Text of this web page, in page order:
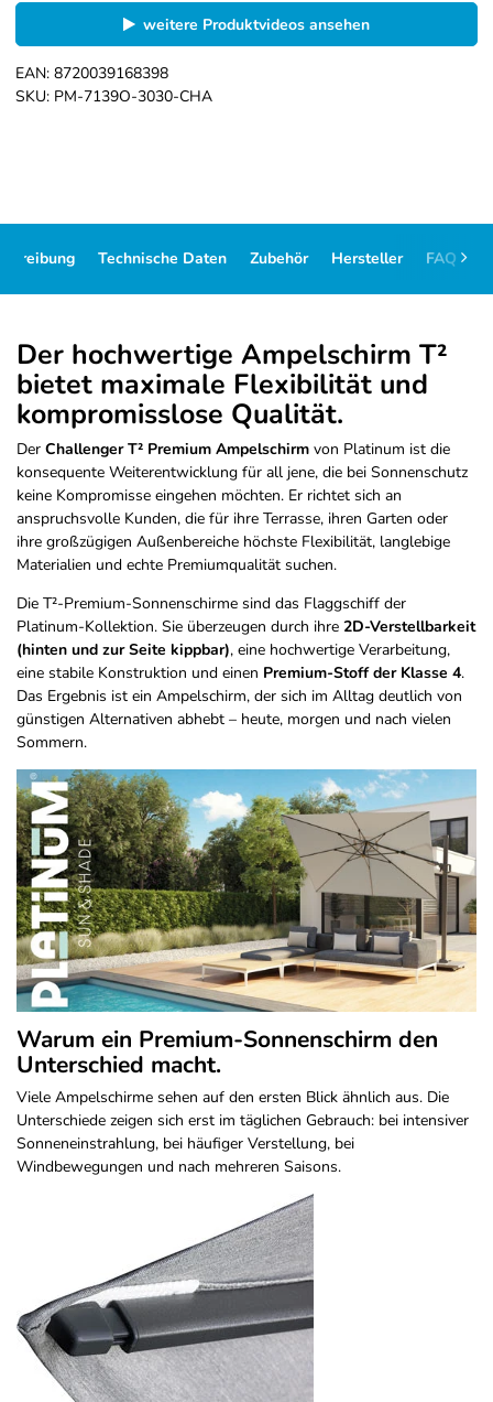
weitere Produktvideos ansehen
EAN: 8720039168398
SKU: PM-7139O-3030-CHA
Technische Daten Zubehör Hersteller FAQ
Der hochwertige Ampelschirm T²
bietet maximale Flexibilität und
kompromisslose Qualität.
Der Challenger T² Premium Ampelschirm von Platinum ist die
konsequente Weiterentwicklung für all jene, die bei Sonnenschutz
keine Kompromisse eingehen möchten. Er richtet sich an
anspruchsvolle Kunden, die für ihre Terrasse, ihren Garten oder
ihre großzügigen Außenbereiche höchste Flexibilität, langlebige
Materialien und echte Premiumqualität suchen.
Die T²-Premium-Sonnenschirme sind das Flaggschiff der
Platinum-Kollektion. Sie überzeugen durch ihre 2D-Verstellbarkeit
(hinten und zur Seite kippbar), eine hochwertige Verarbeitung,
eine stabile Konstruktion und einen Premium-Stoff der Klasse 4.
Das Ergebnis ist ein Ampelschirm, der sich im Alltag deutlich von
günstigen Alternativen abhebt – heute, morgen und nach vielen
Sommern.
Warum ein Premium-Sonnenschirm den
Unterschied macht.
Viele Ampelschirme sehen auf den ersten Blick ähnlich aus. Die
Unterschiede zeigen sich erst im täglichen Gebrauch: bei intensiver
Sonneneinstrahlung, bei häufiger Verstellung, bei
Windbewegungen und nach mehreren Saisons.